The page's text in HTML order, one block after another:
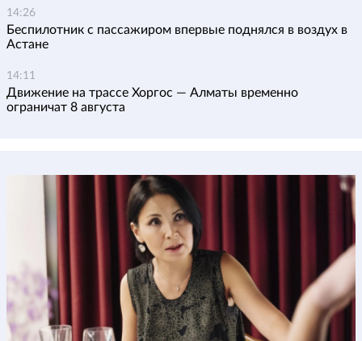
14:26
Беспилотник с пассажиром впервые поднялся в воздух в
Астане
14:11
Движение на трассе Хоргос — Алматы временно
ограничат 8 августа